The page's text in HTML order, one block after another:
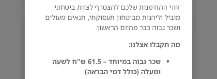
זוהי ההזדמנות שלכם להצטרף לצוות ביטחוני
מוביל וליהנות מביטחון תעסוקתי, תנאים מעולים
ושכר גבוה כבר מהיום הראשון.
מה תקבלו אצלנו:
שכר גבוה במיוחד – 61.5 ש"ח לשעה
ומעלה (כולל דמי הבראה)
שלג לבן בע״מ